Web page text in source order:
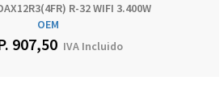
R-32 WIFI 3.400W
OEM
907,50 IVA Incluido